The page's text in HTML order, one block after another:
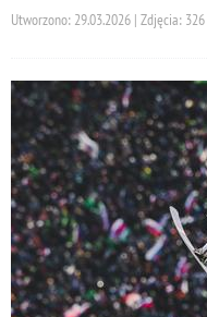
Utworzono: 29.03.2026 | Zdjęcia: 326